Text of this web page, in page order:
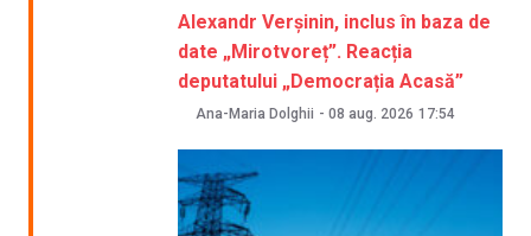
Alexandr Verșinin, inclus în baza de
date „Mirotvoreț”. Reacția
deputatului „Democrația Acasă”
Ana-Maria Dolghii - 08 aug. 2026 17:54